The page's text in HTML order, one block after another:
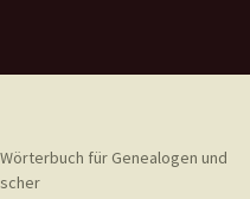
für Genealogen und